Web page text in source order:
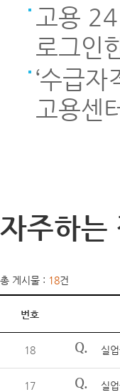
고용
로그인
‘수급
고용센
자주하는
총 게시물 : 18건
번호
18 Q. 실
17 Q. 실